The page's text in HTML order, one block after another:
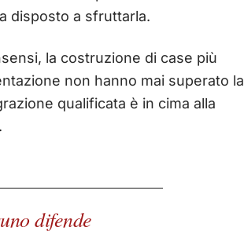
disposto a sfruttarla.
la costruzione di case più
non hanno mai superato la
qualificata è in cima alla
difende